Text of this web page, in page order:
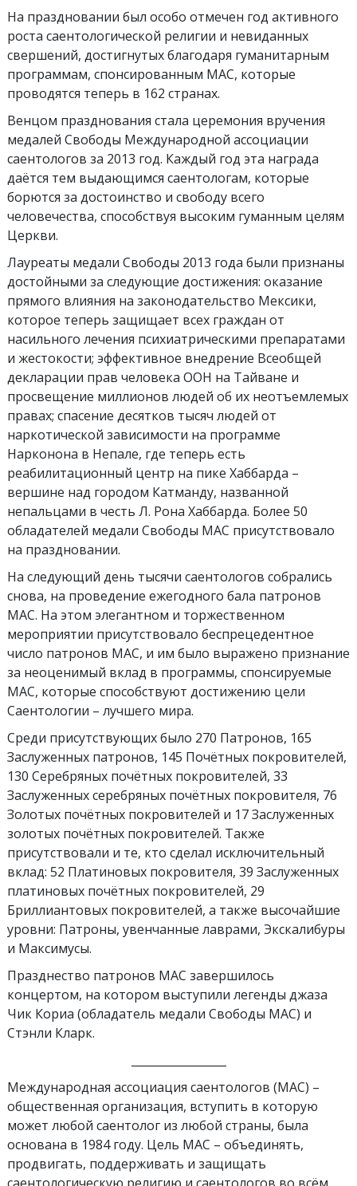
На праздновании был особо отмечен год активного
роста саентологической религии и невиданных
свершений, достигнутых благодаря гуманитарным
программам, спонсированным МАС, которые
проводятся теперь в 162 странах.
Венцом празднования стала церемония вручения
медалей Свободы Международной ассоциации
саентологов за 2013 год. Каждый год эта награда
даётся тем выдающимся саентологам, которые
борются за достоинство и свободу всего
человечества, способствуя высоким гуманным целям
Церкви.
Лауреаты медали Свободы 2013 года были признаны
достойными за следующие достижения: оказание
прямого влияния на законодательство Мексики,
которое теперь защищает всех граждан от
насильного лечения психиатрическими препаратами
и жестокости; эффективное внедрение Всеобщей
декларации прав человека ООН на Тайване и
просвещение миллионов людей об их неотъемлемых
правах; спасение десятков тысяч людей от
наркотической зависимости на программе
Нарконона в Непале, где теперь есть
реабилитационный центр на пике Хаббарда –
вершине над городом Катманду, названной
непальцами в честь Л. Рона Хаббарда. Более 50
обладателей медали Свободы МАС присутствовало
на праздновании.
На следующий день тысячи саентологов собрались
снова, на проведение ежегодного бала патронов
МАС. На этом элегантном и торжественном
мероприятии присутствовало беспрецедентное
число патронов МАС, и им было выражено признание
за неоценимый вклад в программы, спонсируемые
МАС, которые способствуют достижению цели
Саентологии – лучшего мира.
Среди присутствующих было 270 Патронов, 165
Заслуженных патронов, 145 Почётных покровителей,
130 Серебряных почётных покровителей, 33
Заслуженных серебряных почётных покровителя, 76
Золотых почётных покровителей и 17 Заслуженных
золотых почётных покровителей. Также
присутствовали и те, кто сделал исключительный
вклад: 52 Платиновых покровителя, 39 Заслуженных
платиновых почётных покровителей, 29
Бриллиантовых покровителей, а также высочайшие
уровни: Патроны, увенчанные лаврами, Экскалибуры
и Максимусы.
Празднество патронов МАС завершилось
концертом, на котором выступили легенды джаза
Чик Кориа (обладатель медали Свободы МАС) и
Стэнли Кларк.
Международная ассоциация саентологов (МАС) –
общественная организация, вступить в которую
может любой саентолог из любой страны, была
основана в 1984 году. Цель МАС – объединять,
продвигать, поддерживать и защищать